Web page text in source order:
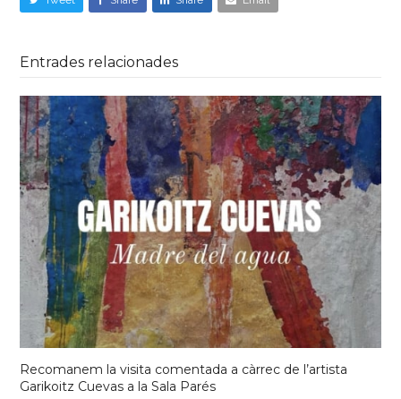
Entrades relacionades
Recomanem la visita comentada a càrrec de l’artista
Garikoitz Cuevas a la Sala Parés